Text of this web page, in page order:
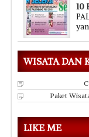
10
WISATA DAN
Paket
LIKE ME